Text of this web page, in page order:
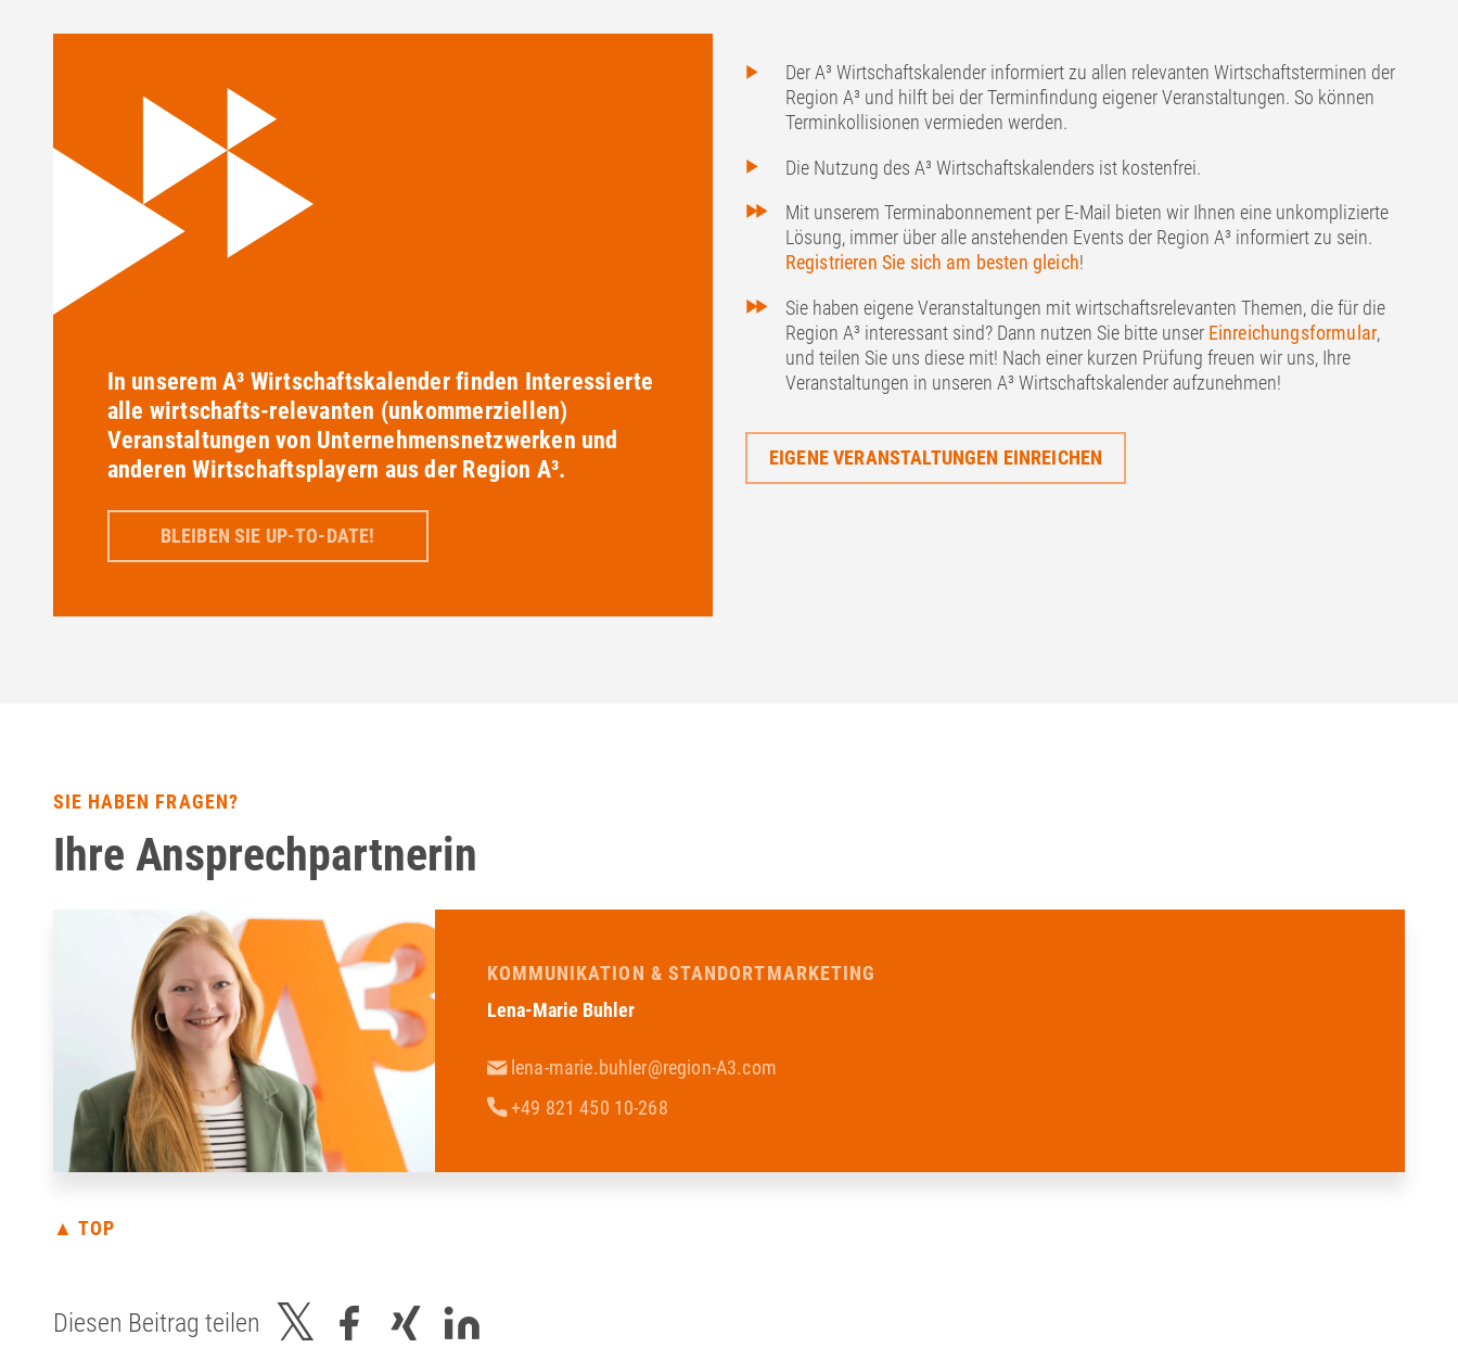
In unserem A³ Wirtschaftskalender finden Interessierte
alle wirtschafts-relevanten (unkommerziellen)
Veranstaltungen von Unternehmensnetzwerken und
anderen Wirtschaftsplayern aus der Region A³.
BLEIBEN SIE UP-TO-DATE!
Der A³ Wirtschaftskalender informiert zu allen relevanten Wirtschaftsterminen der
Region A³ und hilft bei der Terminfindung eigener Veranstaltungen. So können
Terminkollisionen vermieden werden.
Die Nutzung des A³ Wirtschaftskalenders ist kostenfrei.
Mit unserem Terminabonnement per E-Mail bieten wir Ihnen eine unkomplizierte
Lösung, immer über alle anstehenden Events der Region A³ informiert zu sein.
Registrieren Sie sich am besten gleich!
Sie haben eigene Veranstaltungen mit wirtschaftsrelevanten Themen, die für die
Region A³ interessant sind? Dann nutzen Sie bitte unser Einreichungsformular,
und teilen Sie uns diese mit! Nach einer kurzen Prüfung freuen wir uns, Ihre
Veranstaltungen in unseren A³ Wirtschaftskalender aufzunehmen!
EIGENE VERANSTALTUNGEN EINREICHEN
SIE HABEN FRAGEN?
Ihre Ansprechpartnerin
KOMMUNIKATION & STANDORTMARKETING
Lena-Marie Buhler
lena-marie.buhler@region-A3.com
+49 821 450 10-268
▲ TOP
Diesen Beitrag teilen